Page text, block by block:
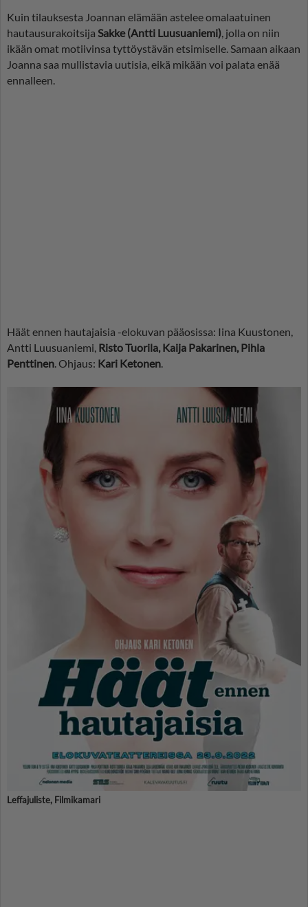
Kuin tilauksesta Joannan elämään astelee omalaatuinen
hautausurakoitsija Sakke (Antti Luusuaniemi) , jolla on niin
ikään omat motiivinsa tyttöystävän etsimiselle. Samaan aikaan
Joanna saa mullistavia uutisia, eikä mikään voi palata enää
ennalleen.
Häät ennen hautajaisia -elokuvan pääosissa: Iina Kuustonen,
Antti Luusuaniemi, Risto Tuorila, Kaija Pakarinen, Pihla
Penttinen . Ohjaus: Kari Ketonen
Leffajuliste, Filmikamari